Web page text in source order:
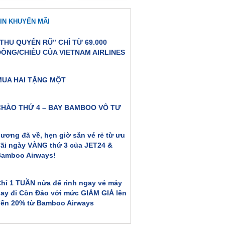
KHUYẾN MÃI
QUYẾN RŨ” CHỈ TỪ 69.000
CHIỀU CỦA VIETNAM AIRLINES
HAI TẶNG MỘT
THỨ 4 – BAY BAMBOO VÔ TƯ
đã về, hẹn giờ săn vé rẻ từ ưu
ngày VÀNG thứ 3 của JET24 &
Airways!
1 TUẦN nữa để rinh ngay vé máy
đi Côn Đảo với mức GIẢM GIÁ lên
20% từ Bamboo Airways